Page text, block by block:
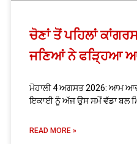
ਚੋਣਾਂ ਤੋਂ ਪਹਿਲਾਂ
ਜਣਿਆਂ ਨੇ ਫੜ੍ਹਿਆ
ਮੋਹਾਲੀ 4 ਅਗਸਤ 2026: ਆਮ
ਇਕਾਈ ਨੂੰ ਅੱਜ ਉਸ ਸਮੇਂ ਵੱਡਾ ਬਲ
READ MORE »